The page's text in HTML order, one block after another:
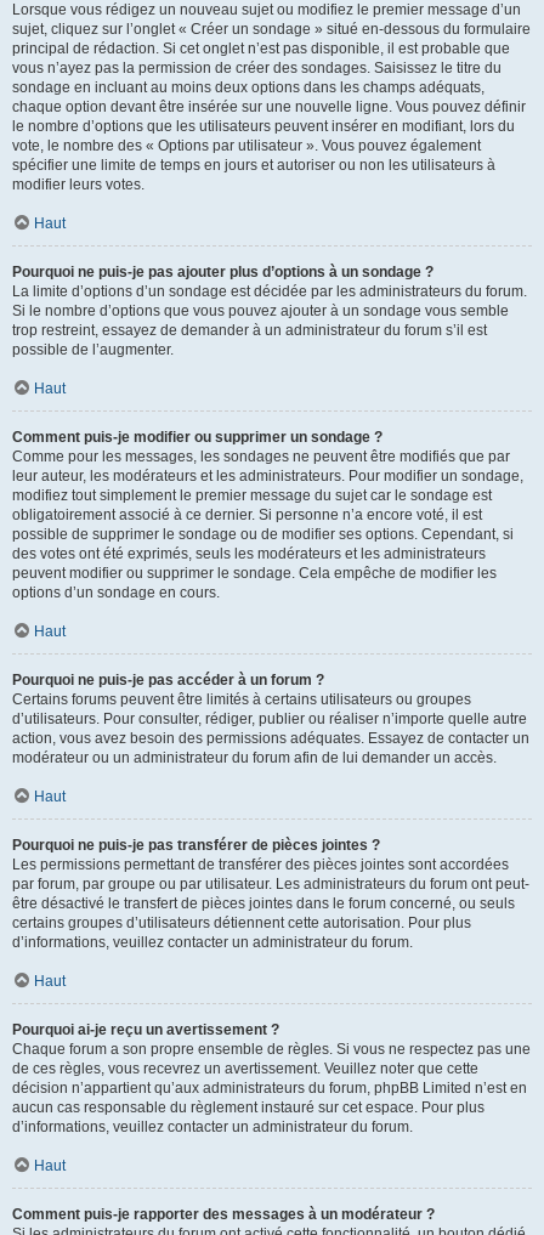
Lorsque vous rédigez un nouveau sujet ou modifiez le premier message d’un
sujet, cliquez sur l’onglet « Créer un sondage » situé en-dessous du formulaire
principal de rédaction. Si cet onglet n’est pas disponible, il est probable que
vous n’ayez pas la permission de créer des sondages. Saisissez le titre du
sondage en incluant au moins deux options dans les champs adéquats,
chaque option devant être insérée sur une nouvelle ligne. Vous pouvez définir
le nombre d’options que les utilisateurs peuvent insérer en modifiant, lors du
vote, le nombre des « Options par utilisateur ». Vous pouvez également
spécifier une limite de temps en jours et autoriser ou non les utilisateurs à
modifier leurs votes.
Haut
Pourquoi ne puis-je pas ajouter plus d’options à un sondage ?
La limite d’options d’un sondage est décidée par les administrateurs du forum.
Si le nombre d’options que vous pouvez ajouter à un sondage vous semble
trop restreint, essayez de demander à un administrateur du forum s’il est
possible de l’augmenter.
Haut
Comment puis-je modifier ou supprimer un sondage ?
Comme pour les messages, les sondages ne peuvent être modifiés que par
leur auteur, les modérateurs et les administrateurs. Pour modifier un sondage,
modifiez tout simplement le premier message du sujet car le sondage est
obligatoirement associé à ce dernier. Si personne n’a encore voté, il est
possible de supprimer le sondage ou de modifier ses options. Cependant, si
des votes ont été exprimés, seuls les modérateurs et les administrateurs
peuvent modifier ou supprimer le sondage. Cela empêche de modifier les
options d’un sondage en cours.
Haut
Pourquoi ne puis-je pas accéder à un forum ?
Certains forums peuvent être limités à certains utilisateurs ou groupes
d’utilisateurs. Pour consulter, rédiger, publier ou réaliser n’importe quelle autre
action, vous avez besoin des permissions adéquates. Essayez de contacter un
modérateur ou un administrateur du forum afin de lui demander un accès.
Haut
Pourquoi ne puis-je pas transférer de pièces jointes ?
Les permissions permettant de transférer des pièces jointes sont accordées
par forum, par groupe ou par utilisateur. Les administrateurs du forum ont peut-
être désactivé le transfert de pièces jointes dans le forum concerné, ou seuls
certains groupes d’utilisateurs détiennent cette autorisation. Pour plus
d’informations, veuillez contacter un administrateur du forum.
Haut
Pourquoi ai-je reçu un avertissement ?
Chaque forum a son propre ensemble de règles. Si vous ne respectez pas une
de ces règles, vous recevrez un avertissement. Veuillez noter que cette
décision n’appartient qu’aux administrateurs du forum, phpBB Limited n’est en
aucun cas responsable du règlement instauré sur cet espace. Pour plus
d’informations, veuillez contacter un administrateur du forum.
Haut
Comment puis-je rapporter des messages à un modérateur ?